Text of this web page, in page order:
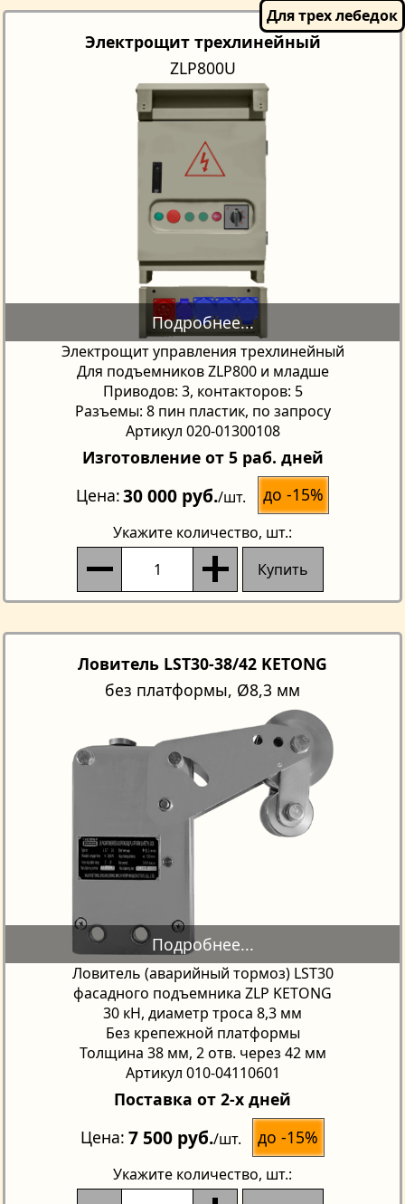
Электрощит трехлинейный
ZLP800U
Электрощит управления трехлинейный
Для подъемников ZLP800 и младше
Приводов: 3, контакторов: 5
Разъемы: 8 пин пластик, по запросу
Артикул 020-01300108
Изготовление от 5 раб. дней
Цена 30 000 руб./шт. до -15%
Укажите количество, шт.:
Купить
Ловитель LST30-38/42 KETONG
без платформы, Ø8,3 мм
Ловитель (аварийный тормоз) LST30
фасадного подъемника ZLP KETONG
30 кН, диаметр троса 8,3 мм
Без крепежной платформы
Толщина 38 мм, 2 отв. через 42 мм
Артикул 010-04110601
Поставка от 2-х дней
Цена 7 500 руб./шт. до -15%
Укажите количество, шт.: